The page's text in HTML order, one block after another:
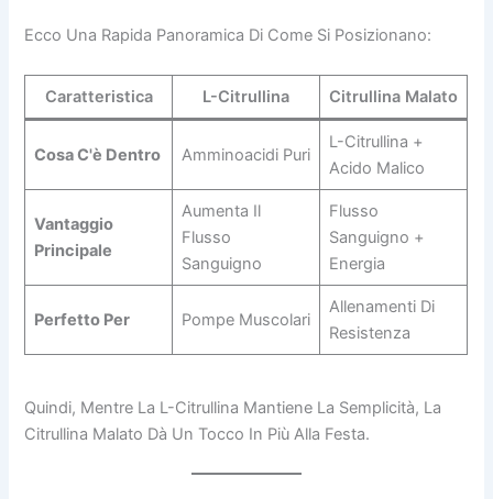
Ecco Una Rapida Panoramica Di Come Si Posizionano:
Caratteristica L-Citrullina Citrullina Malato
Cosa C'è Dentro Amminoacidi Puri
L-Citrullina +
Acido Malico
Vantaggio
Principale
Aumenta Il
Flusso
Sanguigno
Flusso
Sanguigno +
Energia
Perfetto Per Pompe Muscolari
Allenamenti Di
Resistenza
Quindi, Mentre La L-Citrullina Mantiene La Semplicità, La
Citrullina Malato Dà Un Tocco In Più Alla Festa.